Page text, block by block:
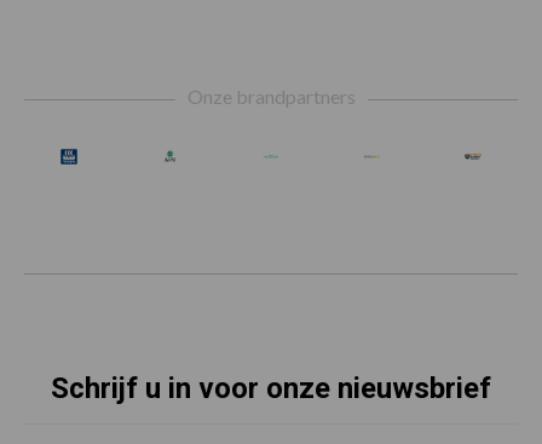
Onze brandpartners
Schrijf u in voor onze nieuwsbrief